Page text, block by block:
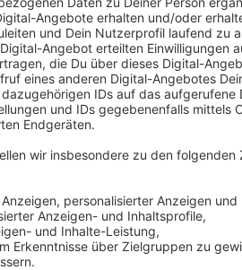
Wer Bäume in seiner Straße oder
Dinge beachten: wichtig sei die
einmal pro Woche richtig kräftig,
die Bäume öfters in der Woche
werden „faul“. Sie suchen dann
Veröffentlicht:Dienstag, 23.07.2019 16:42
Anzeige